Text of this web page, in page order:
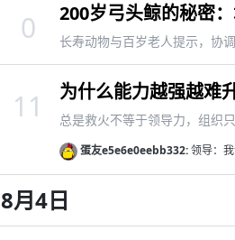
200岁弓头鲸的秘密
长寿动物与百岁老人提示，协
0
为什么能力越强越难
总是救火不等于领导力，组织
蛋友e5e6e0eebb332:领导：
11
8月4日